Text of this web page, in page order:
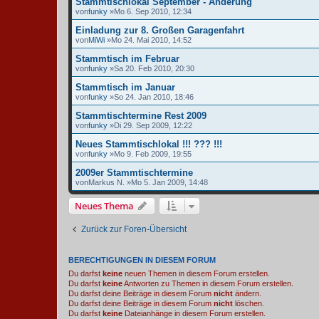
vonfunky »Mo 6. Sep 2010, 12:34
Einladung zur 8. Großen Garagenfahrt
vonMiWi »Mo 24. Mai 2010, 14:52
Stammtisch im Februar
vonfunky »Sa 20. Feb 2010, 20:30
Stammtisch im Januar
vonfunky »So 24. Jan 2010, 18:46
Stammtischtermine Rest 2009
vonfunky »Di 29. Sep 2009, 12:22
Neues Stammtischlokal !!! ??? !!!
vonfunky »Mo 9. Feb 2009, 19:55
2009er Stammtischtermine
vonMarkus N. »Mo 5. Jan 2009, 14:48
Neues Thema
Zurück zur Foren-Übersicht
BERECHTIGUNGEN IN DIESEM FORUM
Du darfst keine neuen Themen in diesem Forum erstellen.
Du darfst keineAntworten zu Themen in diesem Forum erstellen.
Du darfst deine Beiträge in diesem Forum nicht ändern.
Du darfst deine Beiträge in diesem Forum nicht löschen.
Du darfst keine Dateianhänge in diesem Forum erstellen.